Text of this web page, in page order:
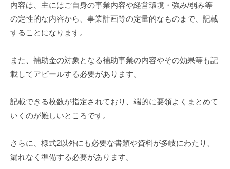
内容は、主にはご自身の事業内容や経営環境・強み/弱み等
の定性的な内容から、事業計画等の定量的なものまで、記載
することになります。
また、補助金の対象となる補助事業の内容やその効果等も記
載してアピールする必要があります。
記載できる枚数が指定されており、端的に要領よくまとめて
いくのが難しいところです。
さらに、様式2以外にも必要な書類や資料が多岐にわたり、
漏れなく準備する必要があります。